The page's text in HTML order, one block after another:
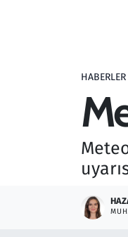
HABERLER
Savunma Sanayi
Seçim 2023